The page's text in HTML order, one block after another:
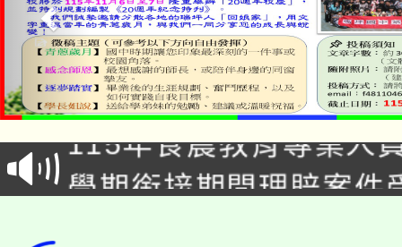
淨零綠生活教案入校路
會
115年食農教育專業人
程
學期銜接期間理賠案件